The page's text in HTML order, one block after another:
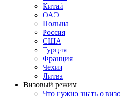
Китай
ОАЭ
Польша
Россия
США
Турция
Франция
Чехия
Литва
Визовый режим
Что нужно знать о